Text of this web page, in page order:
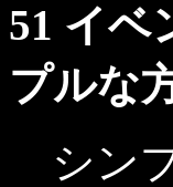
51 イベ
プルな
シン